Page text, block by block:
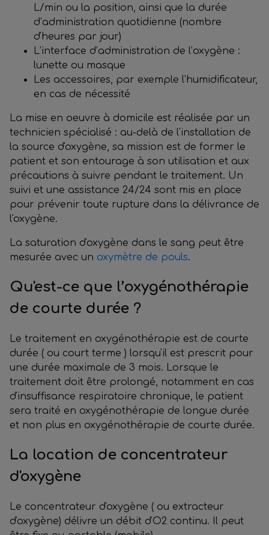
L/min ou la position, ainsi que la durée
d’administration quotidienne (nombre
d'heures par jour)
L’interface d’administration de l’oxygène :
lunette ou masque
Les accessoires, par exemple l’humidificateur,
en cas de nécessité
La mise en oeuvre à domicile est réalisée par un
technicien spécialisé : au-delà de l'installation de
la source d'oxygène, sa mission est de former le
patient et son entourage à son utilisation et aux
précautions à suivre pendant le traitement. Un
suivi et une assistance 24/24 sont mis en place
pour prévenir toute rupture dans la délivrance de
l'oxygène.
La saturation d'oxygène dans le sang peut être
mesurée avec un oxymètre de pouls.
Qu'est-ce que l’oxygénothérapie
de courte durée ?
Le traitement en oxygénothérapie est de courte
durée ( ou court terme ) lorsqu'il est prescrit pour
une durée maximale de 3 mois. Lorsque le
traitement doit être prolongé, notamment en cas
d'insuffisance respiratoire chronique, le patient
sera traité en oxygénothérapie de longue durée
et non plus en oxygénothérapie de courte durée.
La location de concentrateur
d'oxygène
Le concentrateur d'oxygène ( ou extracteur
d'oxygène) délivre un débit d'O2 continu. Il peut